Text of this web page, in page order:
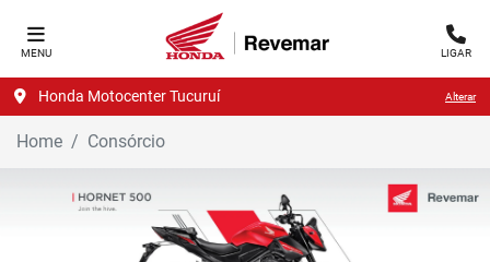
MENU LIGAR
Honda Motocenter Tucuruí Alterar
Home Consórcio